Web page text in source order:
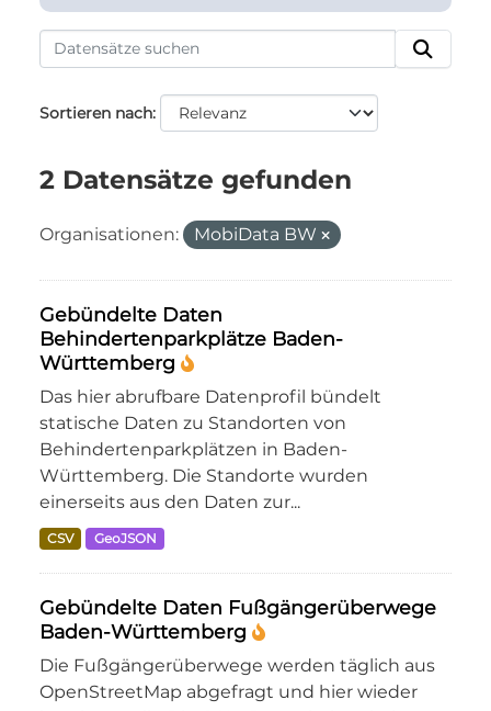
Sortieren nach
2 Datensätze gefunden
Organisationen: MobiData BW
Gebündelte Daten
Behindertenparkplätze Baden-
Württemberg
Das hier abrufbare Datenprofil bündelt
statische Daten zu Standorten von
Behindertenparkplätzen in Baden-
Württemberg. Die Standorte wurden
einerseits aus den Daten zur...
CSV GeoJSON
Gebündelte Daten Fußgängerüberwege
Baden-Württemberg
Die Fußgängerüberwege werden täglich aus
OpenStreetMap abgefragt und hier wieder